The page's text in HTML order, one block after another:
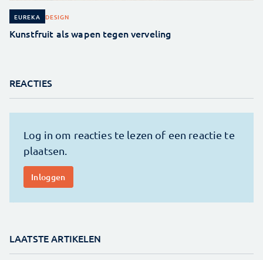
EUREKA DESIGN
Kunstfruit als wapen tegen verveling
REACTIES
LAATSTE ARTIKELEN